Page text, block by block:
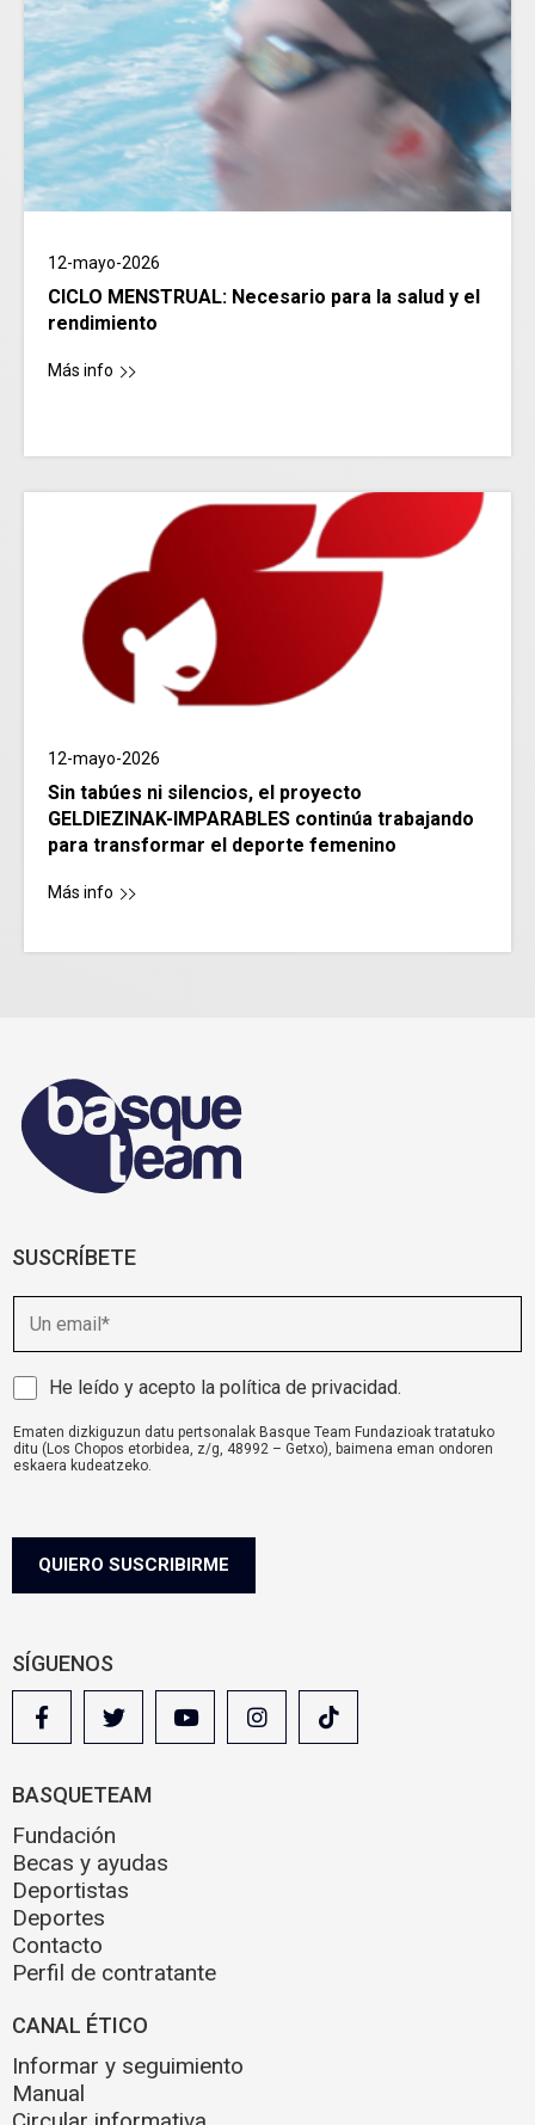
12-mayo-2026
CICLO MENSTRUAL: Necesario para la salud y el
rendimiento
Más info
12-mayo-2026
Sin tabúes ni silencios, el proyecto
GELDIEZINAK-IMPARABLES continúa trabajando
para transformar el deporte femenino
Más info
SUSCRÍBETE
m
a
i
l
A
i
s
e
a
He leído y acepto la política de privacidad.
Ematen dizkiguzun datu pertsonalak Basque Team Fundazioak tratatuko
ditu (Los Chopos etorbidea, z/g, 48992 – Getxo), baimena eman ondoren
eskaera kudeatzeko.
QUIERO SUSCRIBIRME
SÍGUENOS
BASQUETEAM
Fundación
Becas y ayudas
Deportistas
Deportes
Contacto
Perfil de contratante
CANAL ÉTICO
Informar y seguimiento
Manual